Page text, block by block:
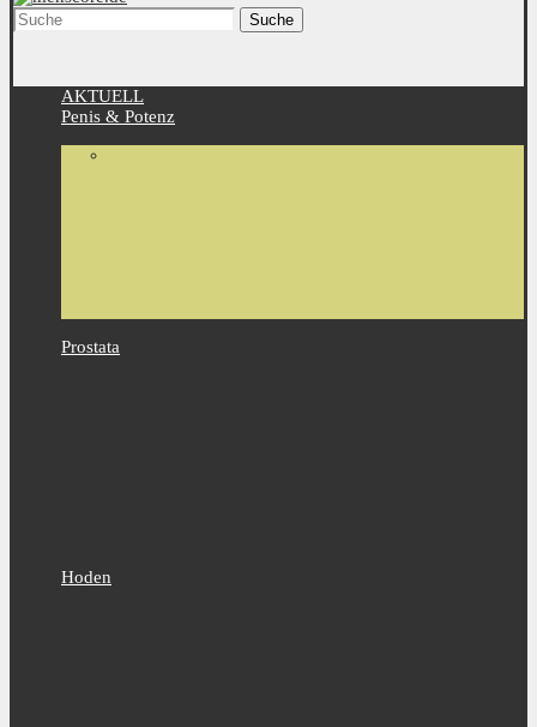
Suche
AKTUELL
Penis & Potenz
Prostata
Hoden